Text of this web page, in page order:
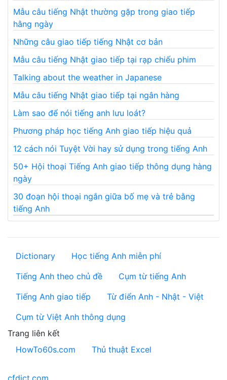
Mẫu câu tiếng Nhật thường gặp trong giao tiếp
hằng ngày
Những câu giao tiếp tiếng Nhật cơ bản
Mẫu câu tiếng Nhật giao tiếp tại rạp chiếu phim
Talking about the weather in Japanese
Mẫu câu tiếng Nhật giao tiếp tại ngân hàng
Làm sao để nói tiếng anh lưu loát?
Phương pháp học tiếng Anh giao tiếp hiệu quả
12 cách nói Tuyệt Vời hay sử dụng trong tiếng Anh
50+ Hội thoại Tiếng Anh giao tiếp thông dụng hàng
ngày
30 đoạn hội thoại ngắn giữa bố mẹ và trẻ bằng
tiếng Anh
Dictionary
Học tiếng Anh miễn phí
Tiếng Anh theo chủ đề
Cụm từ tiếng Anh
Tiếng Anh giao tiếp
Từ điển Anh - Nhật - Việt
Cụm từ Việt Anh thông dụng
Trang liên kết
HowTo60s.com
Thủ thuật Excel